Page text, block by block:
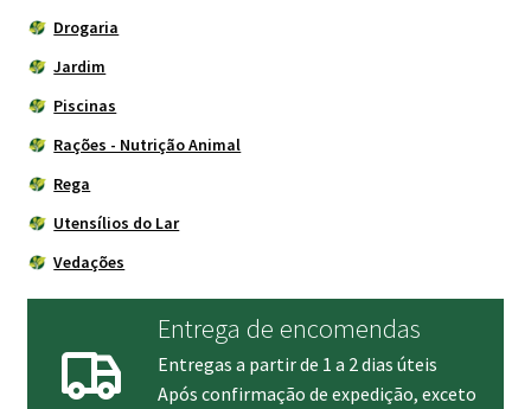
Drogaria
Jardim
Piscinas
Rações - Nutrição Animal
Rega
Utensílios do Lar
Vedações
Entrega de encomendas
Entregas a partir de 1 a 2 dias úteis
Após confirmação de expedição, exceto